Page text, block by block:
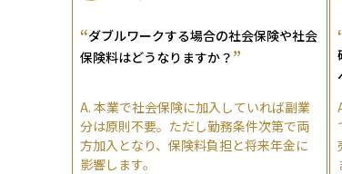
“ダブルワークする場合の社会保険や社会
保険料はどうなりますか？ ”
A. 本業で社会保険に加入していれば副業
分は原則不要。ただし勤務条件次第で両
方加入となり、保険料負担と将来年金に
影響します。